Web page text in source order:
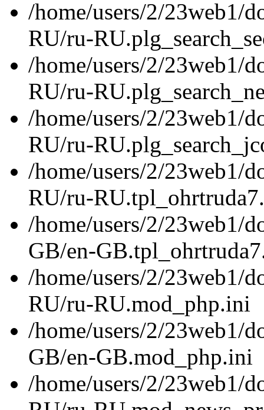
/home/users/2/23web1/
RU/ru-
/home/users/2/23web1/
RU/ru-
/home/users/2/23web1/
RU/ru-
/home/users/2/23web1/
RU/ru-
/home/users/2/23web1/
GB/en-
/home/users/2/23web1/
RU/ru-RU.mod_php.ini
/home/users/2/23web1/
GB/en-GB.mod_php.ini
/home/users/2/23web1/